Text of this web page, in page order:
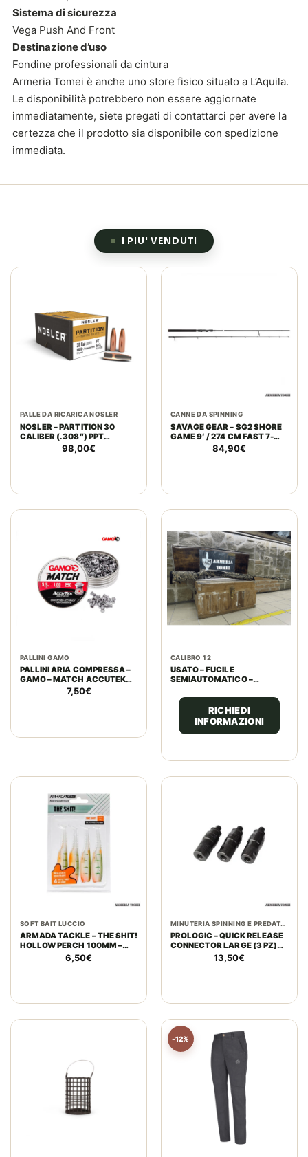
Sistema di sicurezza
Vega Push And Front
Destinazione d’uso
Fondine professionali da cintura
Armeria Tomei è anche uno store fisico situato a L’Aquila.
Le disponibilità potrebbero non essere aggiornate
immediatamente, siete pregati di contattarci per avere la
certezza che il prodotto sia disponibile con spedizione
immediata.
I PIU' VENDUTI
PALLE DA RICARICA NOSLER
NOSLER – PARTITION 30
CALIBER (.308″) PPT
180GRAIN (11.7GRAMS)
98,00€
CANNE DA SPINNING
SAVAGE GEAR – SG2 SHORE
GAME 9′ / 274 CM FAST 7-
23G/ML 2 SEC84,90€
PALLINI GAMO
PALLINI ARIA COMPRESSA –
GAMO – MATCH ACCUTEK
SERIES | CAL. 5,5MM | 1,00G
15.42GR | 250PZ |
7,50€
CALIBRO 12
USATO – FUCILE
SEMIAUTOMATICO –
MAX 5 CAL. 12
RICHIEDI
INFORMAZIONI
SOFT BAIT LUCCIO
ARMADA TACKLE – THE SHIT!
HOLLOW PERCH 100MM –
6,50€
MINUTERIA SPINNING E PREDATORI
PROLOGIC – QUICK RELEASE
CONNECTOR LARGE (3 PZ)
BLACK KNIGHT
13,50€
-12%